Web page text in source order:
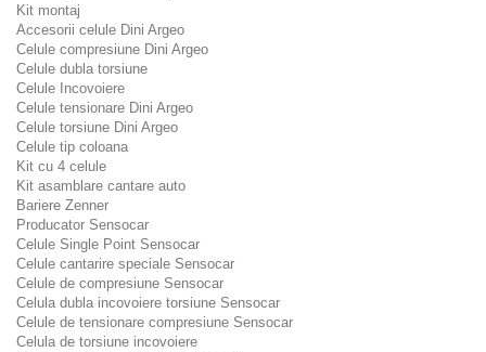
Kit montaj
Accesorii celule Dini Argeo
Celule compresiune Dini Argeo
Celule dubla torsiune
Celule Incovoiere
Celule tensionare Dini Argeo
Celule torsiune Dini Argeo
Celule tip coloana
Kit cu 4 celule
Kit asamblare cantare auto
Bariere Zenner
Producator Sensocar
Celule Single Point Sensocar
Celule cantarire speciale Sensocar
Celule de compresiune Sensocar
Celula dubla incovoiere torsiune Sensocar
Celule de tensionare compresiune Sensocar
Celula de torsiune incovoiere